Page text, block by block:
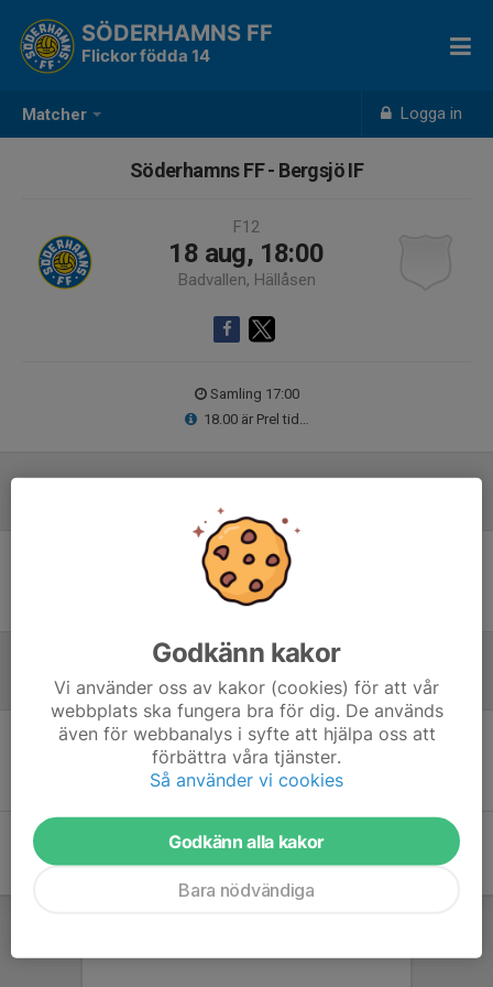
Matcher Logga in
SÖDERHAMNS FF
Flickor födda 14
Söderhamns FF - Bergsjö IF
F12
18 aug, 18:00
Badvallen, Hällåsen
Samling 17:00
18.00 är Prel tid…
Ingen uppställning ifylld
Inför match
Inget skrivet
Godkänn kakor
Vi använder oss av kakor (cookies) för att vår
webbplats ska fungera bra för dig. De används
även för webbanalys i syfte att hjälpa oss att
förbättra våra tjänster.
Så använder vi cookies
Godkänn alla kakor
Bara nödvändiga